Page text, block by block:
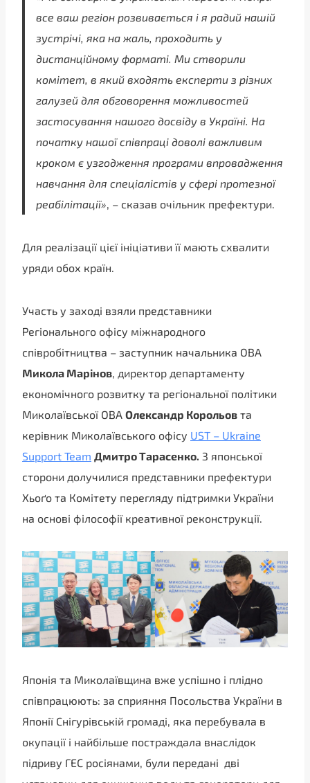
все ваш регіон розвивається і я радий нашій
зустрічі, яка на жаль, проходить у
дистанційному форматі. Ми створили
комітет, в який входять експерти з різних
галузей для обговорення можливостей
застосування нашого досвіду в Україні. На
початку нашої співпраці доволі важливим
кроком є узгодження програми впровадження
навчання для спеціалістів у сфері протезної
реабілітації», – сказав очільник префектури.
Для реалізації цієї ініціативи її мають схвалити
уряди обох країн.
Участь у заході взяли представники
Регіонального офісу міжнародного
співробітництва – заступник начальника ОВА
Микола Марінов, директор департаменту
економічного розвитку та регіональної політики
Миколаївської ОВА Олександр Корольов та
керівник Миколаївського офісу UST – Ukraine
Support Team Дмитро Тарасенко. З японської
сторони долучилися представники префектури
Хьоґо та Комітету перегляду підтримки України
на основі філософії креативної реконструкції.
Японія та Миколаївщина вже успішно і плідно
співпрацюють: за сприяння Посольства України в
Японії Снігурівській громаді, яка перебувала в
окупації і найбільше постраждала внаслідок
підриву ГЕС росіянами, були передані дві